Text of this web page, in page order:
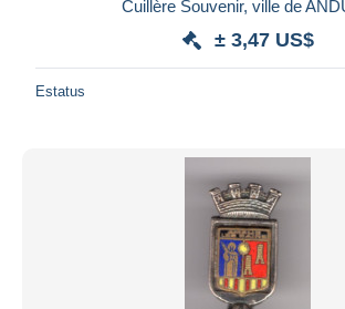
Cuillère Souvenir, ville de
± 3,47 US$
Estatus